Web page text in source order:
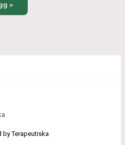
by Terapeutiska